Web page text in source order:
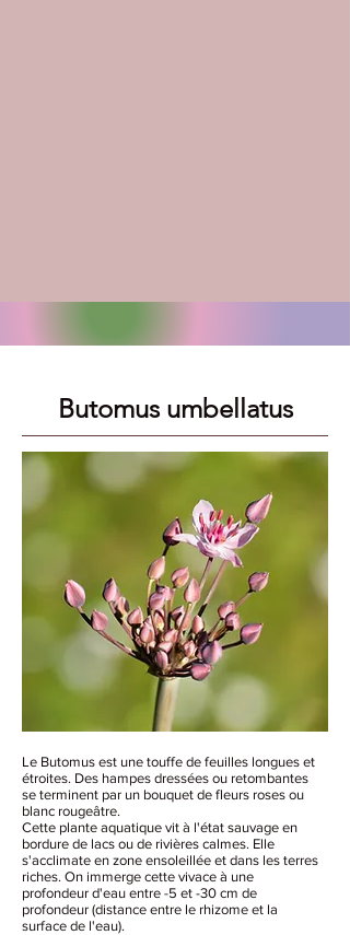
Butomus umbellatus
Le Butomus est une touffe de feuilles longues et
étroites. Des hampes dressées ou retombantes
se terminent par un bouquet de fleurs roses ou
blanc rougeâtre.
Cette plante aquatique vit à l'état sauvage en
bordure de lacs ou de rivières calmes. Elle
s'acclimate en zone ensoleillée et dans les terres
riches. On immerge cette vivace à une
profondeur d'eau entre -5 et -30 cm de
profondeur (distance entre le rhizome et la
surface de l'eau).